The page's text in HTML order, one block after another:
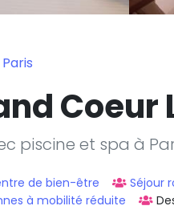
Coeur
piscine et spa à
de bien-être Séjour
à mobilité réduite